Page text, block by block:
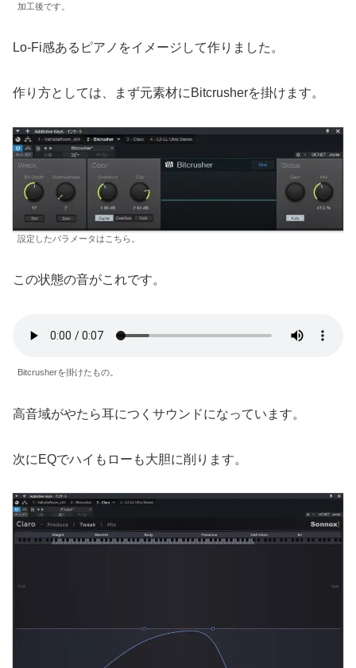
加工後です。
Lo-Fi感あるピアノをイメージして作りました。
作り方としては、まず元素材にBitcrusherを掛けます。
設定したパラメータはこちら。
この状態の音がこれです。
Bitcrusherを掛けたもの。
高音域がやたら耳につくサウンドになっています。
次にEQでハイもローも大胆に削ります。